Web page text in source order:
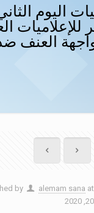
اليوم
العنف
by alemam sana at
20, 2020